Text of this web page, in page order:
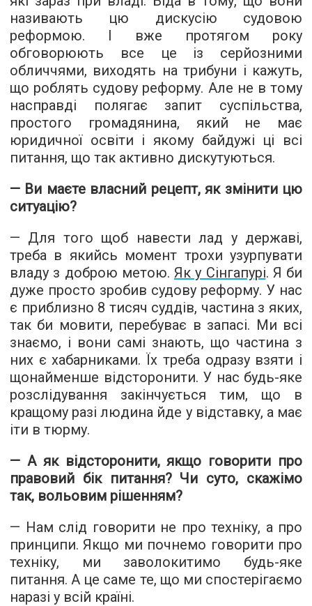
називають цю дискусію судовою
реформою. І вже протягом року
обговорюють все це із серйозними
обличчями, виходять на трибуни і кажуть,
що роблять судову реформу. Але не в тому
насправді полягає запит суспільства,
простого громадянина, який не має
юридичної освіти і якому байдужі ці всі
питання, що так активно дискутуються.
— Ви маєте власний рецепт, як змінити цю
ситуацію?
— Для того щоб навести лад у державі,
треба в якийсь момент трохи узурпувати
владу з доброю метою. Як у Сінгапурі. Я би
дуже просто зробив судову реформу. У нас
є приблизно 8 тисяч суддів, частина з яких,
так би мовити, перебуває в запасі. Ми всі
знаємо, і вони самі знають, що частина з
них є хабарниками. Їх треба одразу взяти і
щонайменше відсторонити. У нас будь-яке
розслідування закінчується тим, що в
кращому разі людина йде у відставку, а має
іти в тюрму.
— А як відсторонити, якщо говорити про
правовий бік питання? Чи суто, скажімо
так, вольовим рішенням?
— Нам слід говорити не про техніку, а про
принципи. Якщо ми почнемо говорити про
техніку, ми заволокитимо будь-яке
питання. А це саме те, що ми спостерігаємо
наразі у всій країні.